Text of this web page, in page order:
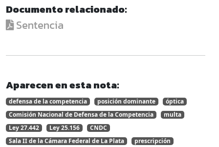
Documento relacionado:
Sentencia
Aparecen en esta nota:
defensa de la competencia posición dominante
óptica
Comisión Nacional de Defensa de la Competencia
multa
Ley 27.442
Ley 25.156
CNDC
Sala II de la Cámara Federal de La Plata
prescripción